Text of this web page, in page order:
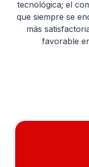
tecnológica; el
que siempre se
más
favorable